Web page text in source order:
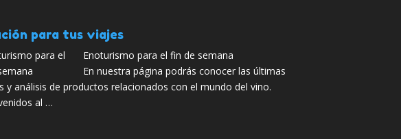
para tus viajes
Enoturismo para el fin de semana
En nuestra página podrás conocer las últimas
y análisis de productos relacionados con el mundo del vino.
al …